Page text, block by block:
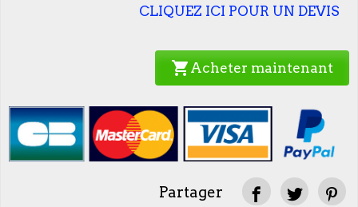
CLIQUEZ ICI POUR UN DEVIS
shopping_cart Acheter maintenant
Partager